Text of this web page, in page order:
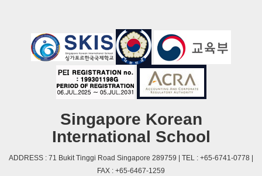
Singapore Korean
International School
ADDRESS : 71 Bukit Tinggi Road Singapore 289759 | TEL : +65-6741-0778 |
FAX : +65-6467-1259